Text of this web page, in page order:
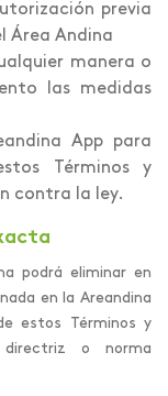
previa
Área Andina
manera o
las medidas
App para
Términos y
contra la ley.
podrá eliminar en
en la Areandina
estos Términos y
o norma